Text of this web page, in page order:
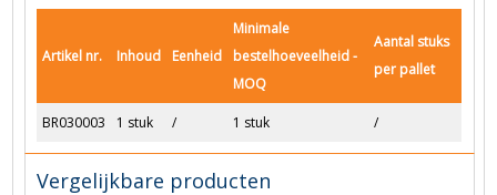
Artikel nr. Inhoud Eenheid
Minimale
bestelhoeveelheid -
MOQ
Aantal stuks
per pallet
BR030003 1 stuk / 1 stuk /
Vergelijkbare producten